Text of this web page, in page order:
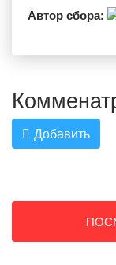
Автор сбора:
Добавить